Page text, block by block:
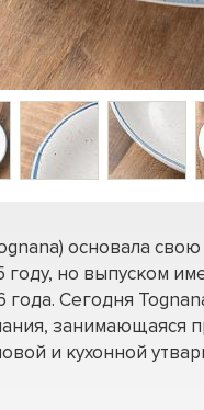
основала
но выпуском
года. Сегодня
занимающаяся
и кухонной